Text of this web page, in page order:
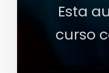
Esta
curso